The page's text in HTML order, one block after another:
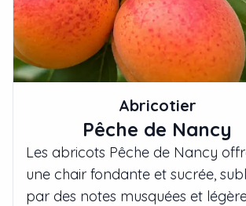
Abricotier
Pêche de Nancy
Les abricots Pêche de Nancy
une chair fondante et sucrée,
par des notes musquées et